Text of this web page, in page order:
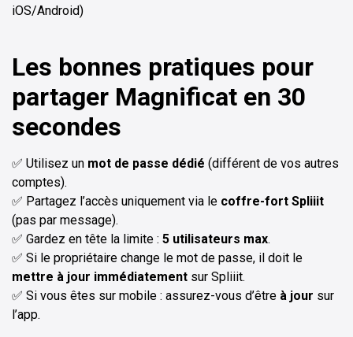
iOS/Android)
Les bonnes pratiques pour
partager Magnificat en 30
secondes
✅ Utilisez un mot de passe dédié (différent de vos autres
comptes).
✅ Partagez l’accès uniquement via le coffre-fort Spliiit
(pas par message).
✅ Gardez en tête la limite : 5 utilisateurs max.
✅ Si le propriétaire change le mot de passe, il doit le
mettre à jour immédiatement sur Spliiit.
✅ Si vous êtes sur mobile : assurez-vous d’être à jour sur
l’app.